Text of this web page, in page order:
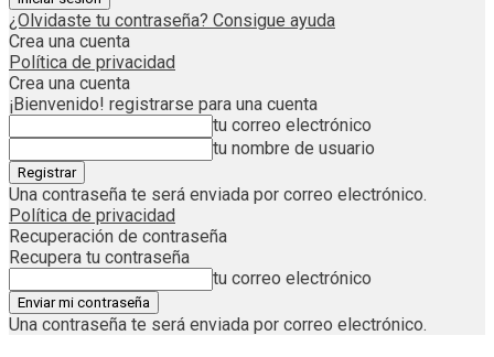
¿Olvidaste tu contraseña? Consigue ayuda
Crea una cuenta
Política de privacidad
Crea una cuenta
¡Bienvenido! registrarse para una cuenta
tu correo electrónico
tu nombre de usuario
Una contraseña te será enviada por correo electrónico.
Política de privacidad
Recuperación de contraseña
Recupera tu contraseña
tu correo electrónico
Una contraseña te será enviada por correo electrónico.